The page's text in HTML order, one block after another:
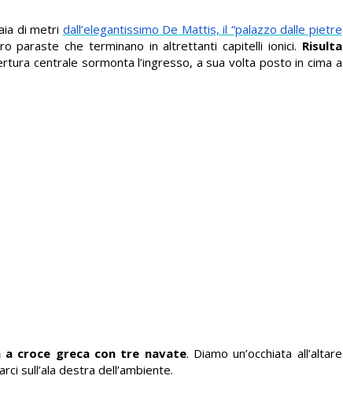
di metri dall’elegantissimo De Mattis, il “palazzo dalle pietre
paraste che terminano in altrettanti capitelli ionici. Risulta
centrale sormonta l’ingresso, a sua volta posto in cima a
a croce greca con tre navate. Diamo un’occhiata all’altare
sull’ala destra dell’ambiente.